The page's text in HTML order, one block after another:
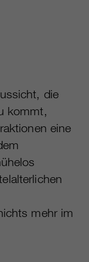
die
kommt,
eine
mehr im